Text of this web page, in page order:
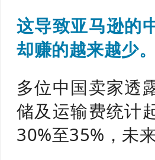
这导致亚马逊的
却赚的越来越少
多位中国卖家透
储及运输费统计
30%至35%，未